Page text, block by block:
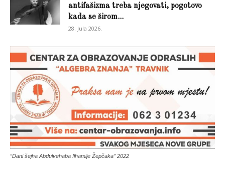
antifašizma treba njegovati, pogotovo
kada se širom...
28. Jula 2026.
“Dani šejha Abdulvehaba Ilhamije Žepčaka” 2022